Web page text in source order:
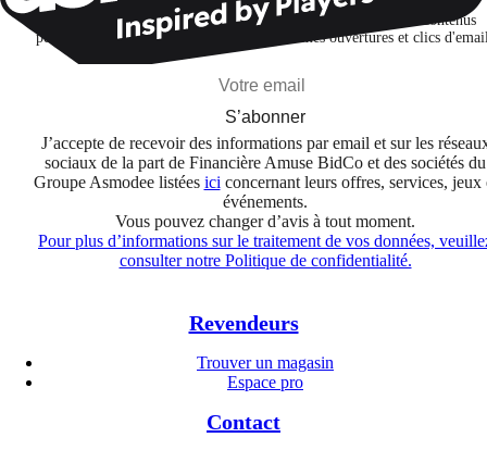
Je m'abonne pour découvrir des jeux, des nouveautés et des contenus
personnalisés selon mes centres d'intérêt et mes ouvertures et clics
S’abonner
J’accepte de recevoir des informations par email et sur les
sociaux de la part de Financière Amuse BidCo et des sociétés du
Groupe Asmodee listées ici concernant leurs offres, services, jeux
événements.
Vous pouvez changer d’avis à tout moment.
Pour plus d’informations sur le traitement de vos données,
consulter notre Politique de confidentialité.
Revendeurs
Trouver un magasin
Espace pro
Contact